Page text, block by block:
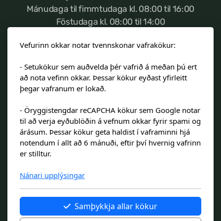
Mánudaga til fimmtudaga kl. 08:00 til 16:00
Föstudaga kl. 08:00 til 14:00
nemenda, vinsamlegast hafið samband við
admins@landakotsskoli.is
Túngata 15, 101 Reykjavík
Símanúmer:
510-8200
Símanúmer frístundar:
893-0772
In case of emergency regarding safety of
students please contact
admins@landakotsskoli.is
Vefurinn okkar notar tvennskonar vafrakökur:
- Setukökur sem auðvelda þér vafrið á meðan þú ert
að nota vefinn okkar. Þessar kökur eyðast yfirleitt
þegar vafranum er lokað.
- Öryggistengdar reCAPCHA kökur sem Google notar
til að verja eyðublöðin á vefnum okkar fyrir spami og
árásum. Þessar kökur geta haldist í vaframinni hjá
notendum í allt að 6 mánuði, eftir því hvernig vafrinn
er stilltur.
Nánari upplýsingar
Samþykkja allar kökur
Stjórnendateymi
Skólareglur
Starfsáætlun
Frístund
Upplýsingar um innritun
Skólagjöld
Námsmat
Læsi